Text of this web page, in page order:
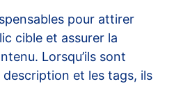
pour attirer
cible et assurer la
Lorsqu’ils sont
et les tags, ils